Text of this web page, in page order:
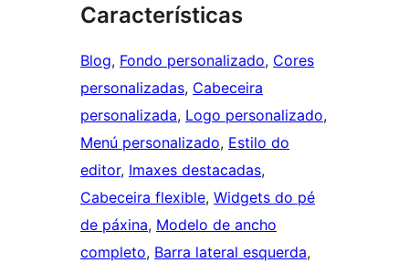
Características
Blog, Fondo personalizado, Cores
personalizadas, Cabeceira
personalizada, Logo personalizado
Menú personalizado, Estilo do
editor, Imaxes destacadas
Cabeceira flexible, Widgets do pé
de páxina, Modelo de ancho
completo, Barra lateral esquerda